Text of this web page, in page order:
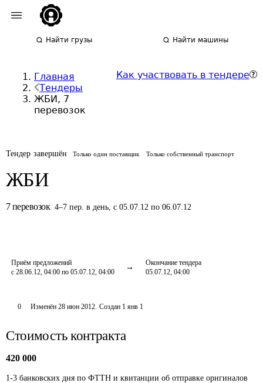
Найти грузы Найти машины
Главная
Тендеры
ЖБИ, 7
перевозок
Как участвовать в тендере
Тендер завершён Только один поставщик Только собственный транспорт
ЖБИ
7 перевозок 4–7 пер. в день,с 05.07.12 по 06.07.12
Приём предложений
с 28.06.12, 04:00 по 05.07.12, 04:00
Окончание тендера
05.07.12, 04:00
0 Изменён 28 июн 2012. Создан 1 янв 1
Стоимость контракта
420 000
1-3 банковских дня по ФТТН и квитанции об отправке оригиналов